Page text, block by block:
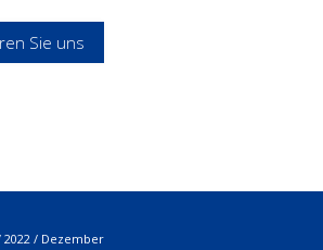
Sie uns
2022 / Dezember